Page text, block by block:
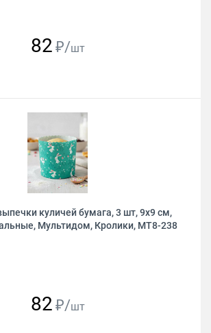
82 ₽/шт
куличей бумага, 3 шт, 9х9 см,
Мультидом, Кролики, МТ8-238
82 ₽/шт